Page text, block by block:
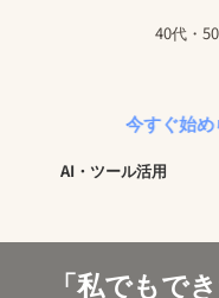
40代・
今すぐ始められる実践
AI・ツール活用
「私でもで